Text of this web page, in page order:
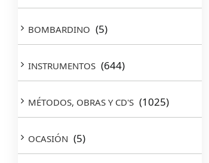
BOMBARDINO (5)
INSTRUMENTOS (644)
MÉTODOS, OBRAS Y CD'S (1025)
OCASIÓN (5)